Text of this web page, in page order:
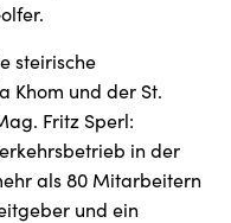
steirische
Khom und der St.
Fritz Sperl:
in der
als 80 Mitarbeitern
und ein